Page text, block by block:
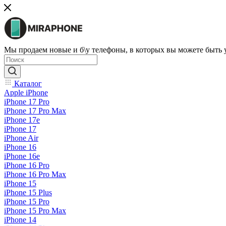
Мы продаем новые и б\у телефоны, в которых вы можете быть
Каталог
Apple iPhone
iPhone 17 Pro
iPhone 17 Pro Max
iPhone 17e
iPhone 17
iPhone Air
iPhone 16
iPhone 16e
iPhone 16 Pro
iPhone 16 Pro Max
iPhone 15
iPhone 15 Plus
iPhone 15 Pro
iPhone 15 Pro Max
iPhone 14